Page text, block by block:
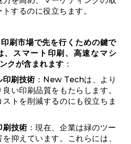
するのに役立ちます。
刷市場で先を行くための鍵で
、スマート印刷、高速なマシ
クが含まれます ：
印刷技術：New Techは、より
い印刷品質をもたらします。
ストを削減するのにも役立ちま
刷技術：現在、企業は緑のツー
抑えています。これらには、